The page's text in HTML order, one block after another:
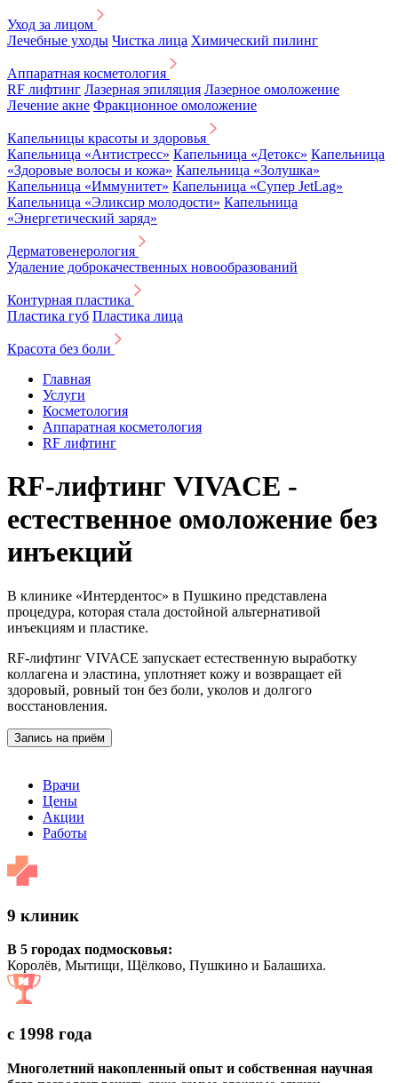
Уход за лицом
Лечебные уходы Чистка лица Химический пилинг
Аппаратная косметология
RF лифтинг Лазерная эпиляция Лазерное омоложение
Лечение акне Фракционное омоложение
Капельницы красоты и здоровья
Капельница «Антистресс» Капельница «Детокс» Капельница
«Здоровые волосы и кожа» Капельница «Золушка»
Капельница «Иммунитет» Капельница «Супер JetLag»
Капельница «Эликсир молодости» Капельница
«Энергетический заряд»
Дерматовенерология
Удаление доброкачественных новообразований
Контурная пластика
Пластика губ Пластика лица
Красота без боли
Главная
Услуги
Косметология
Аппаратная косметология
RF лифтинг
RF-лифтинг VIVACE -
естественное омоложение без
инъекций
В клинике «Интердентос» в Пушкино представлена
процедура, которая стала достойной альтернативой
инъекциям и пластике.
RF-лифтинг VIVACE запускает естественную выработку
коллагена и эластина, уплотняет кожу и возвращает ей
здоровый, ровный тон без боли, уколов и долгого
восстановления.
Запись на приём
Врачи
Цены
Акции
Работы
9 клиник
В 5 городах подмосковья:
Королёв, Мытищи, Щёлково, Пушкино и Балашиха.
с 1998 года
Многолетний накопленный опыт и собственная научная